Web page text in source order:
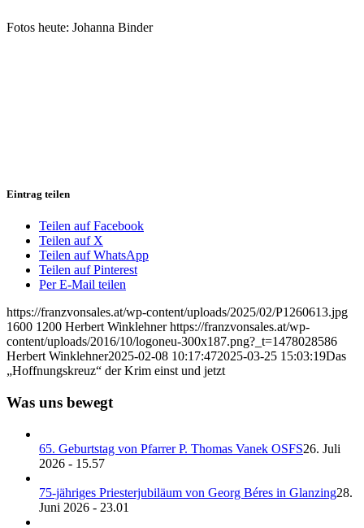
Fotos heute: Johanna Binder
Eintrag teilen
Teilen auf Facebook
Teilen auf X
Teilen auf WhatsApp
Teilen auf Pinterest
Per E-Mail teilen
https://franzvonsales.at/wp-content/uploads/2025/02/P1260613.jpg
1600 1200 Herbert Winklehner https://franzvonsales.at/wp-
content/uploads/2016/10/logoneu-300x187.png?_t=1478028586
Herbert Winklehner2025-02-08 10:17:472025-03-25 15:03:19Das
„Hoffnungskreuz“ der Krim einst und jetzt
Was uns bewegt
65. Geburtstag von Pfarrer P. Thomas Vanek OSFS26. Juli
2026 - 15.57
75-jähriges Priesterjubiläum von Georg Béres in Glanzing28.
Juni 2026 - 23.01